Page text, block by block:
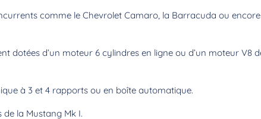
comme le Chevrolet Camaro, la Barracuda ou
dotées d’un moteur 6 cylindres en ligne ou d’un moteur V8
à 3 et 4 rapports ou en boîte automatique.
de la Mustang Mk I.